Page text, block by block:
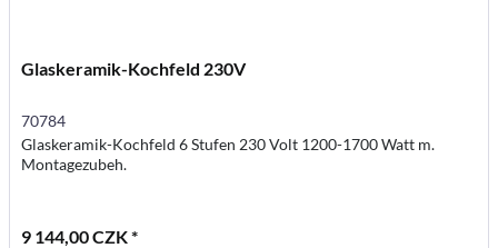
Glaskeramik-Kochfeld 230V
70784
Glaskeramik-Kochfeld 6 Stufen 230 Volt 1200-1700 Watt m.
Montagezubeh.
9 144,00 CZK *